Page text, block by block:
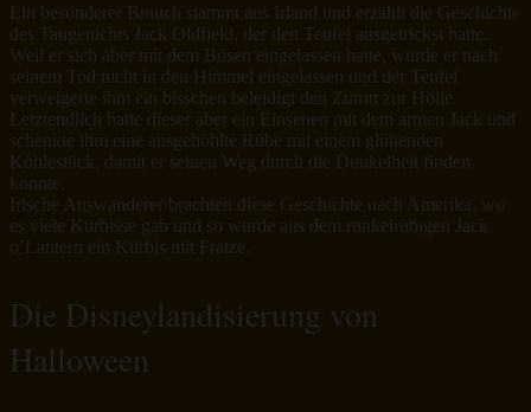
Ein besonderer Brauch stammt aus Irland und erzählt die Geschichte
des Taugenichts Jack Oldfield, der den Teufel ausgetrickst hatte.
Weil er sich aber mit dem Bösen eingelassen hatte, wurde er nach
seinem Tod nicht in den Himmel eingelassen und der Teufel
verweigerte ihm ein bisschen beleidigt den Zutritt zur Hölle.
Letztendlich hatte dieser aber ein Einsehen mit dem armen Jack und
schenkte ihm eine ausgehöhlte Rübe mit einem glühenden
Kohlestück, damit er seinen Weg durch die Dunkelheit finden
konnte.
Irische Auswanderer brachten diese Geschichte nach Amerika, wo
es viele Kürbisse gab und so wurde aus dem runkelrübigen Jack
o’Lantern ein Kürbis mit Fratze.
Die Disneylandisierung von
Halloween